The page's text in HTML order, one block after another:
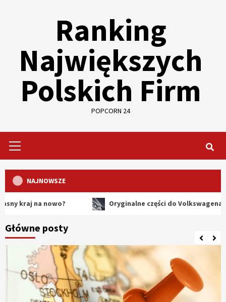
Ranking
Największych
Polskich Firm
POPCORN 24
Menu
NAJNOWSZE
na nowo? Oryginalne części do Volkswagena –
Główne posty